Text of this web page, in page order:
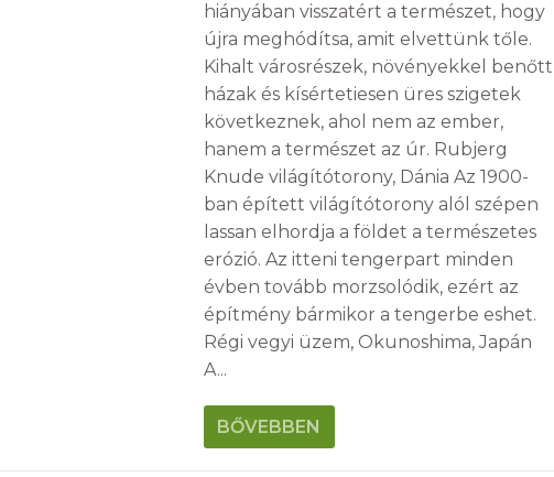
hiányában visszatért a természet, hogy
újra meghódítsa, amit elvettünk tőle.
Kihalt városrészek, növényekkel benőtt
házak és kísértetiesen üres szigetek
következnek, ahol nem az ember,
hanem a természet az úr. Rubjerg
Knude világítótorony, Dánia Az 1900-
ban épített világítótorony alól szépen
lassan elhordja a földet a természetes
erózió. Az itteni tengerpart minden
évben tovább morzsolódik, ezért az
építmény bármikor a tengerbe eshet.
Régi vegyi üzem, Okunoshima, Japán
A...
BŐVEBBEN